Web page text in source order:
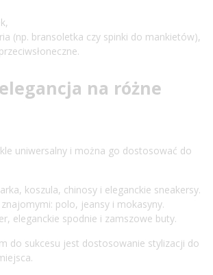
(np. bransoletka czy spinki do mankietów),
na różne
uniwersalny i można go dostosować do
koszula, chinosy i eleganckie sneakersy.
polo, jeansy i mokasyny.
eleganckie spodnie i zamszowe buty.
do sukcesu jest dostosowanie stylizacji do